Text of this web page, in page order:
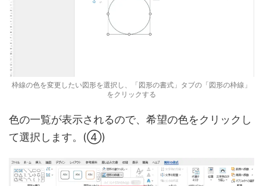
枠線の色を変更したい図形を選択し、「図形の書式」タブの「図形の枠線」
をクリックする
色の一覧が表示されるので、希望の色をクリックし
て選択します。(④)